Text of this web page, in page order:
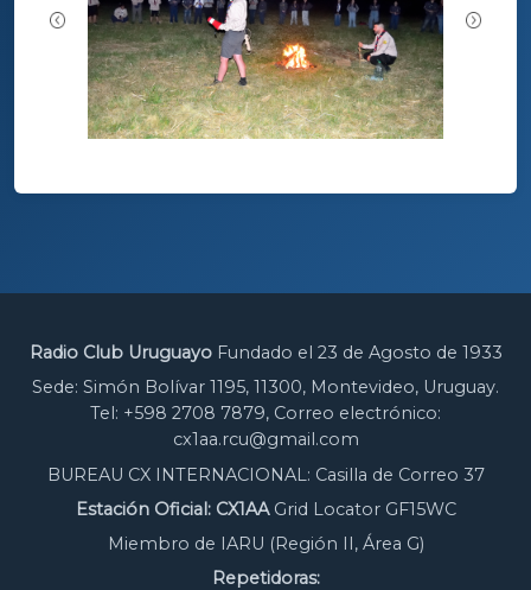
Radio Club UruguayoFundado el 23 de Agosto de 1933
Sede: Simón Bolívar 1195, 11300, Montevideo, Uruguay.
Tel: +598 2708 7879, Correo electrónico:
cx1aa.rcu@gmail.com
BUREAU CX INTERNACIONAL: Casilla de Correo 37
Estación Oficial: CX1AAGrid Locator GF15WC
Miembro de IARU (Región II, Área G)
Repetidoras: